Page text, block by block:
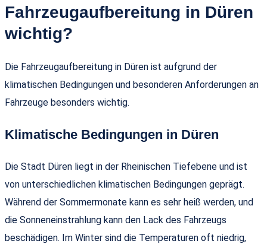
Fahrzeugaufbereitung in Düren
wichtig?
Die Fahrzeugaufbereitung in Düren ist aufgrund der
klimatischen Bedingungen und besonderen Anforderungen an
Fahrzeuge besonders wichtig.
Klimatische Bedingungen in Düren
Die Stadt Düren liegt in der Rheinischen Tiefebene und ist
von unterschiedlichen klimatischen Bedingungen geprägt.
Während der Sommermonate kann es sehr heiß werden, und
die Sonneneinstrahlung kann den Lack des Fahrzeugs
beschädigen. Im Winter sind die Temperaturen oft niedrig,